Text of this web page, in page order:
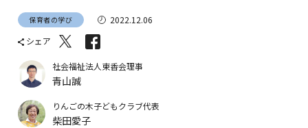
保育者の学び
2022.12.06
シェア
社会福祉法人東香会理事
青山誠
りんごの木子どもクラブ代表
柴田愛子